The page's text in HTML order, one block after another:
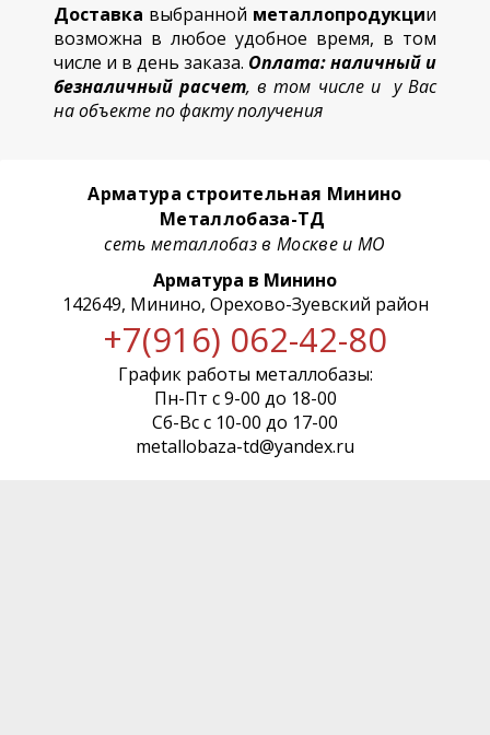
Доставка выбранной металлопродукции
возможна в любое удобное время, в том
числе и в день заказа. Оплата: наличный и
безналичный расчет, в том числе и у Вас
на объекте по факту получения
Арматура строительная Минино
Металлобаза-ТД
сеть металлобаз в Москве и МО
Арматура в Минино
142649, Минино, Орехово-Зуевский район
+7(916) 062-42-80
График работы металлобазы:
Пн-Пт с 9-00 до 18-00
Сб-Вс с 10-00 до 17-00
metallobaza-td@yandex.ru